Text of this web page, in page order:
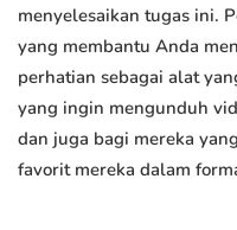
menyelesaikan tugas ini.
yang membantu Anda
perhatian sebagai alat
yang ingin mengunduh
dan juga bagi mereka
favorit mereka dalam